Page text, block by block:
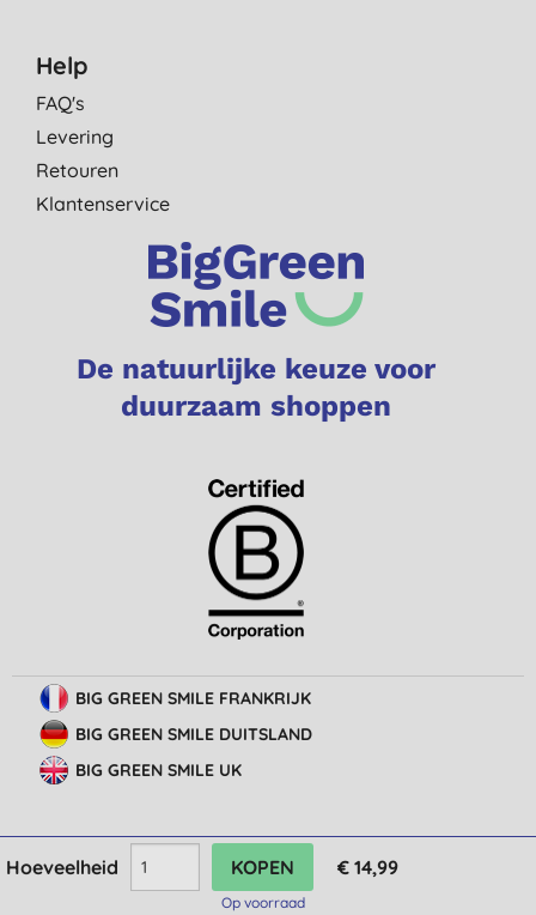
Hoeveelheid
Op voorraad
€ 14,99
Help
FAQ's
Levering
Retouren
Klantenservice
De natuurlijke keuze voor
duurzaam shoppen
BIG GREEN SMILE FRANKRIJK
BIG GREEN SMILE DUITSLAND
BIG GREEN SMILE UK
© Big Green Smile Europe
Algemene voorwaarden
Bescherming van privacy
Cookie-instellingen